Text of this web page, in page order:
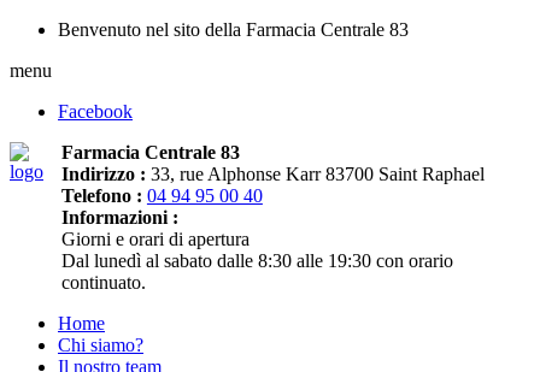
Benvenuto nel sito della Farmacia Centrale 83
menu
Facebook
Farmacia Centrale 83
Indirizzo : 33, rue Alphonse Karr 83700 Saint Raphael
Telefono : 04 94 95 00 40
Informazioni :
Giorni e orari di apertura
Dal lunedì al sabato dalle 8:30 alle 19:30 con orario
continuato.
Home
Chi siamo?
Il nostro team